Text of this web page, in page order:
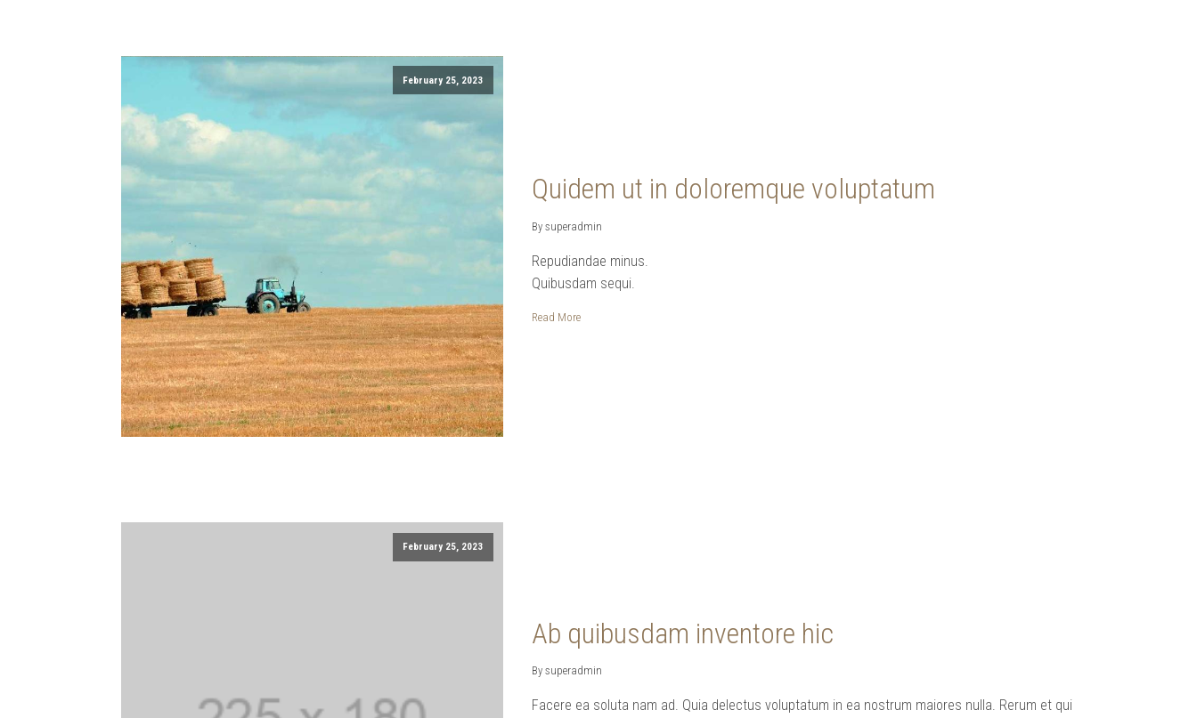
February 25, 2023
Quidem ut in doloremque voluptatum
By superadmin
Repudiandae minus.
Quibusdam sequi.
Read More
February 25, 2023
Ab quibusdam inventore hic
By superadmin
Facere ea soluta nam ad. Quia delectus voluptatum in ea nostrum maiores nulla. Rerum et qui